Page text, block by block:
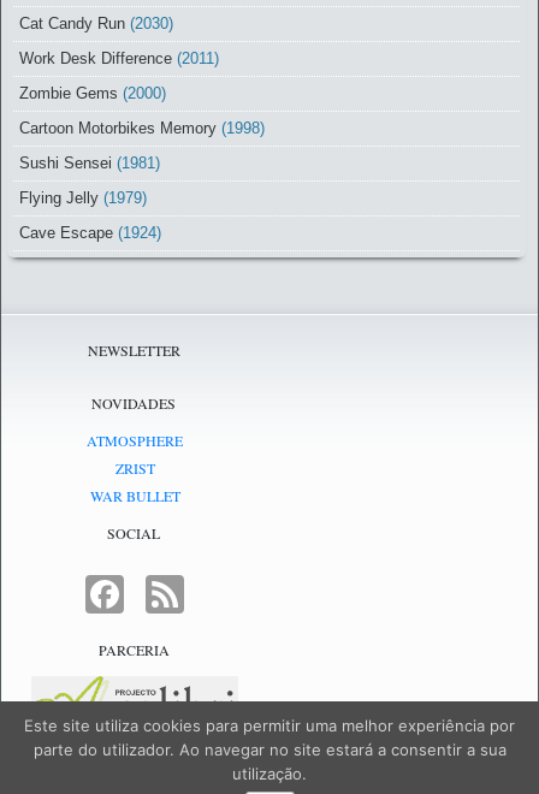
Cat Candy Run (2030)
Work Desk Difference (2011)
Zombie Gems (2000)
Cartoon Motorbikes Memory (1998)
Sushi Sensei (1981)
Flying Jelly (1979)
Cave Escape (1924)
NEWSLETTER
NOVIDADES
ATMOSPHERE
ZRIST
WAR BULLET
SOCIAL
FACEBOOK
PARCERIA
NetJogos - powered byNetJogos
Este site utiliza cookies para permitir uma melhor experiência por
parte do utilizador. Ao navegar no site estará a consentir a sua
utilização.